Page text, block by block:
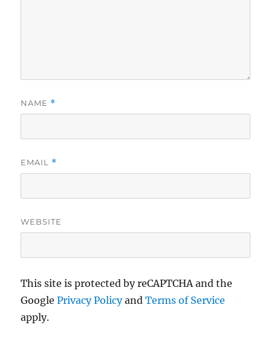
NAME *
EMAIL *
WEBSITE
This site is protected by reCAPTCHA and the
GooglePrivacy PolicyandTerms of Service
apply.